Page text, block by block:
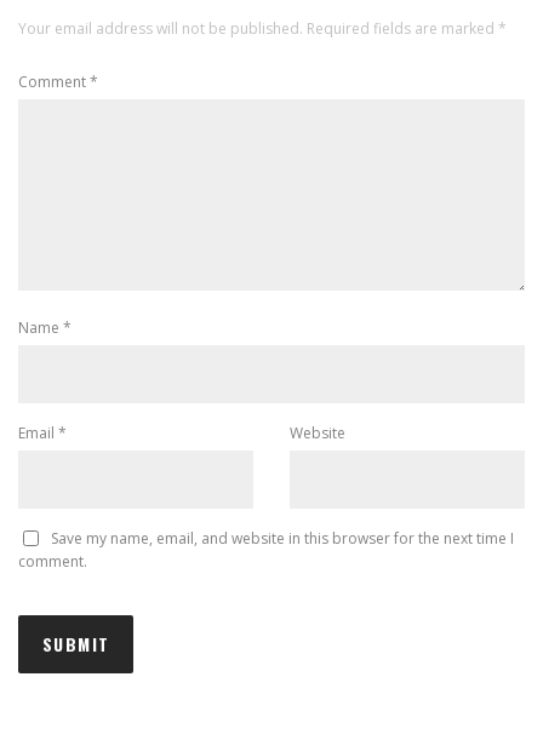
Your email address will not be published. Required fields are marked *
Comment*
Name *
Email * Website
Save my name, email, and website in this browser for the next time I
comment.